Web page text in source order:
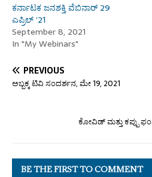
ಕರ್ನಾಟಕ ಜನಶಕ್ತಿ ವೆಬಿನಾರ್ 29
ಎಪ್ರಿಲ್ ’21
September 8, 2021
In "My Webinars"
PREVIOUS
ಅಬ್ಬಕ್ಕ ಟಿವಿ ಸಂದರ್ಶನ, ಮೇ 19, 2021
ಕೋವಿಡ್ ಮತ್ತು ಕಪ್ಪು
BE THE FIRST TO COMMENT